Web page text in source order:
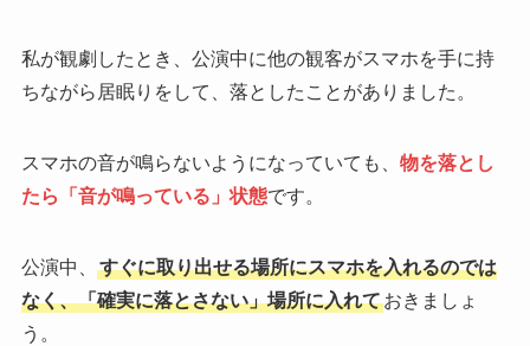
私が観劇したとき、公演中に他の観客がスマホを手に持
ちながら居眠りをして、落としたことがありました。
スマホの音が鳴らないようになっていても、 物を落とし
たら「音が鳴っている」状態です。
公演中、
すぐに取り出せる場所にスマホを入れるのでは
なく、「確実に落とさない」場所に入れておきましょ
う。